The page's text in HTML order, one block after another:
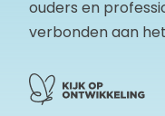
ouders en
verbonden aan